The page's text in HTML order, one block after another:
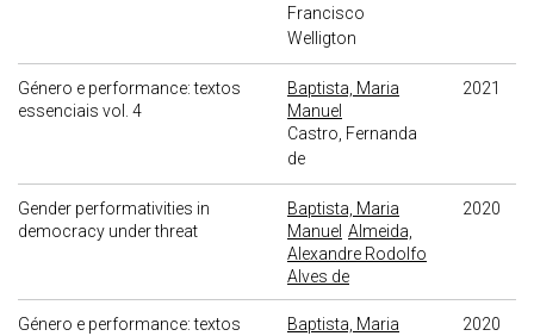
Francisco
Welligton
Género e performance: textos
essenciais vol. 4
Baptista, Maria
Manuel
Castro, Fernanda
de
2021
Gender performativities in
democracy under threat
Baptista, Maria
Manuel Almeida,
Alexandre Rodolfo
Alves de
2020
Género e performance: textos
Baptista, Maria
2020